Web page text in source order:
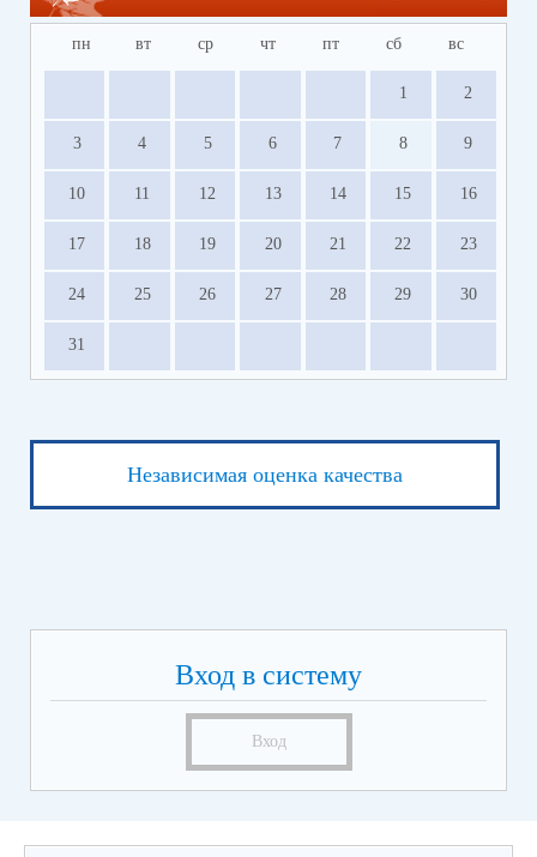
пн вт ср чт пт сб вс
1 2
3 4 5 6 7 8 9
10 11 12 13 14 15 16
17 18 19 20 21 22 23
24 25 26 27 28 29 30
31
Независимая оценка качества
Вход в систему
Вход